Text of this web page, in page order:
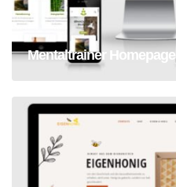
Mentaltrainer Homepage